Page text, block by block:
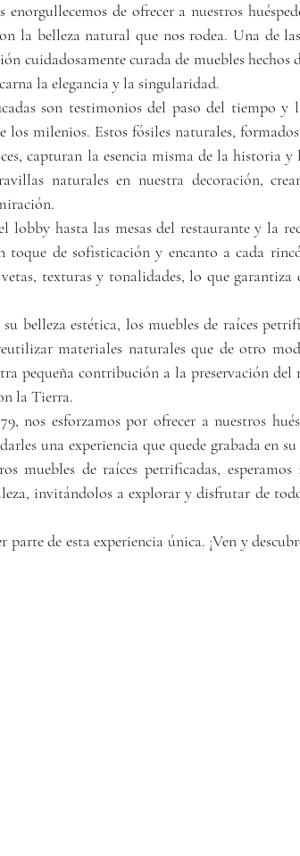
de ofrecer a nuestros
la belleza natural que nos rodea. Una de
cuidadosamente curada de muebles
la elegancia y la singularidad.
son testimonios del paso del tiempo y
los milenios. Estos fósiles naturales,
capturan la esencia misma de la historia
naturales en nuestra decoración,
lobby hasta las mesas del restaurante y la
toque de sofisticación y encanto a cada
texturas y tonalidades, lo que garantiza
belleza estética, los muebles de raíces
materiales naturales que de otro
pequeña contribución a la preservación
la Tierra.
nos esforzamos por ofrecer a nuestros
una experiencia que quede grabada en
muebles de raíces petrificadas,
invitándolos a explorar y disfrutar de
parte de esta experiencia única. ¡Ven y